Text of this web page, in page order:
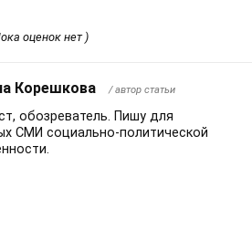
оценок нет )
Корешкова / автор статьи
обозреватель. Пишу для
СМИ социально-политической